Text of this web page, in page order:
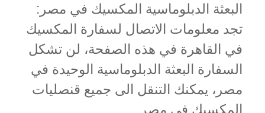
البعثة الدبلوماسية المكسيك في مصر:
تجد معلومات الاتصال لسفارة المكسيك
في القاهرة في هذه الصفحة، لن تشكل
السفارة البعثة الدبلوماسية الوحيدة في
مصر، يمكنك التنقل الى جميع قنصليات
المكسيك في مصر